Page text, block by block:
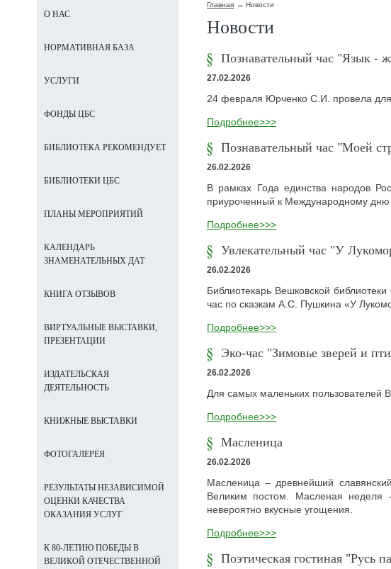
Главная Новости
Новости
Познавательный час "Язык -
27.02.2026
24 февраля Юрченко С.И. провела
Подробнее>>>
Познавательный час "Моей
26.02.2026
В рамках Года единства народов
приуроченный к Международному дню
Подробнее>>>
Увлекательный час "У
26.02.2026
Библиотекарь Вешковской
час по сказкам А.С. Пушкина «У
Подробнее>>>
Эко-час "Зимовье зверей и
26.02.2026
Для самых маленьких пользователей
Подробнее>>>
Масленица
26.02.2026
Масленица – древнейший
Великим постом. Масленая неделя
невероятно вкусные угощения.
Подробнее>>>
Поэтическая гостиная "Русь
О НАС
НОРМАТИВНАЯ БАЗА
УСЛУГИ
ФОНДЫ ЦБС
БИБЛИОТЕКА РЕКОМЕНДУЕТ
БИБЛИОТЕКИ ЦБС
ПЛАНЫ МЕРОПРИЯТИЙ
КАЛЕНДАРЬ
ЗНАМЕНАТЕЛЬНЫХ ДАТ
КНИГА ОТЗЫВОВ
ВИРТУАЛЬНЫЕ ВЫСТАВКИ,
ПРЕЗЕНТАЦИИ
ИЗДАТЕЛЬСКАЯ
ДЕЯТЕЛЬНОСТЬ
КНИЖНЫЕ ВЫСТАВКИ
ФОТОГАЛЕРЕЯ
РЕЗУЛЬТАТЫ НЕЗАВИСИМОЙ
ОЦЕНКИ КАЧЕСТВА
ОКАЗАНИЯ УСЛУГ
К 80-ЛЕТИЮ ПОБЕДЫ В
ВЕЛИКОЙ ОТЕЧЕСТВЕННОЙ